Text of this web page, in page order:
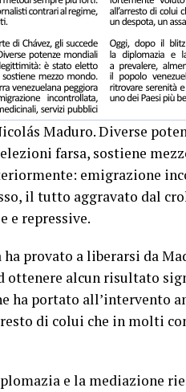
Maduro. Diverse
farsa, sostiene
emigrazione
il tutto aggravato dal
e repressive.
provato a liberarsi da
ottenere alcun risultato
ha portato all’intervento
di colui che in molti
e la mediazione